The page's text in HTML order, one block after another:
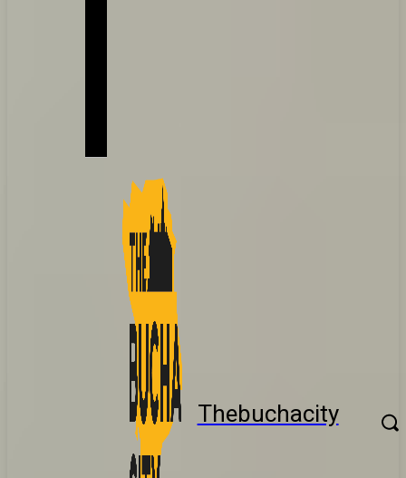
Thebuchacity